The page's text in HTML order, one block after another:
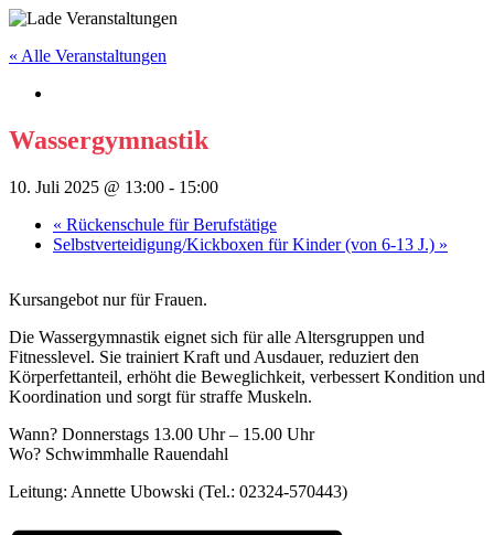
« Alle Veranstaltungen
Wassergymnastik
10. Juli 2025 @ 13:00 - 15:00
« Rückenschule für Berufstätige
Selbstverteidigung/Kickboxen für Kinder (von 6-13 J.) »
Kursangebot nur für Frauen.
Die Wassergymnastik eignet sich für alle Altersgruppen und
Fitnesslevel. Sie trainiert Kraft und Ausdauer, reduziert den
Körperfettanteil, erhöht die Beweglichkeit, verbessert Kondition und
Koordination und sorgt für straffe Muskeln.
Wann? Donnerstags 13.00 Uhr – 15.00 Uhr
Wo? Schwimmhalle Rauendahl
Leitung: Annette Ubowski (Tel.: 02324-570443)